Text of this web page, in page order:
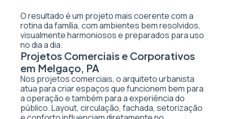
O resultado é um projeto mais coerente com a
rotina da família, com ambientes bem resolvidos,
visualmente harmoniosos e preparados para uso
no dia a dia.
Projetos Comerciais e Corporativos
em Melgaço, PA
Nos projetos comerciais, o arquiteto urbanista
atua para criar espaços que funcionem bem para
a operação e também para a experiência do
público. Layout, circulação, fachada, setorização